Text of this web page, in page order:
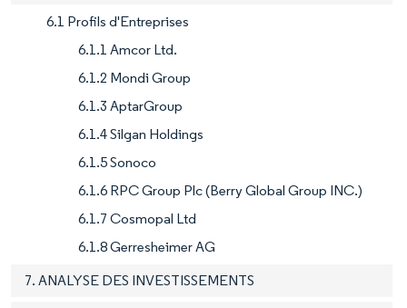
6.1 Profils d'Entreprises
6.1.1 Amcor Ltd.
6.1.2 Mondi Group
6.1.3 AptarGroup
6.1.4 Silgan Holdings
6.1.5 Sonoco
6.1.6 RPC Group Plc (Berry Global Group INC.)
6.1.7 Cosmopal Ltd
6.1.8 Gerresheimer AG
7. ANALYSE DES INVESTISSEMENTS